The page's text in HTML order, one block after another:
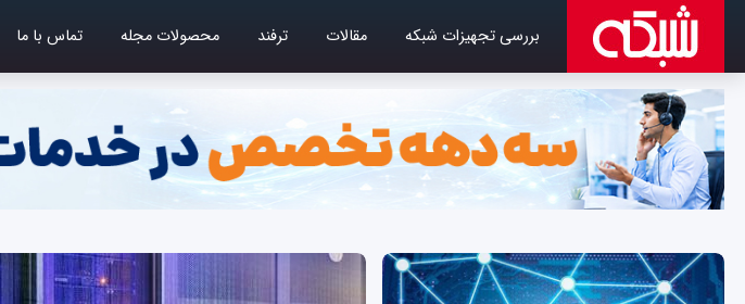
بررسی تجهیزات شبکه مقالات ترفند محصولات مجله تماس با ما